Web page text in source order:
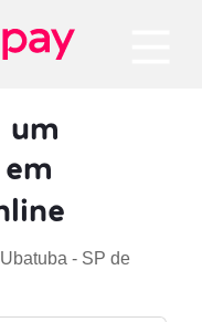
um
em
- SP de